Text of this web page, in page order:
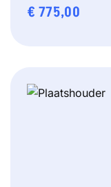
€ 775,00